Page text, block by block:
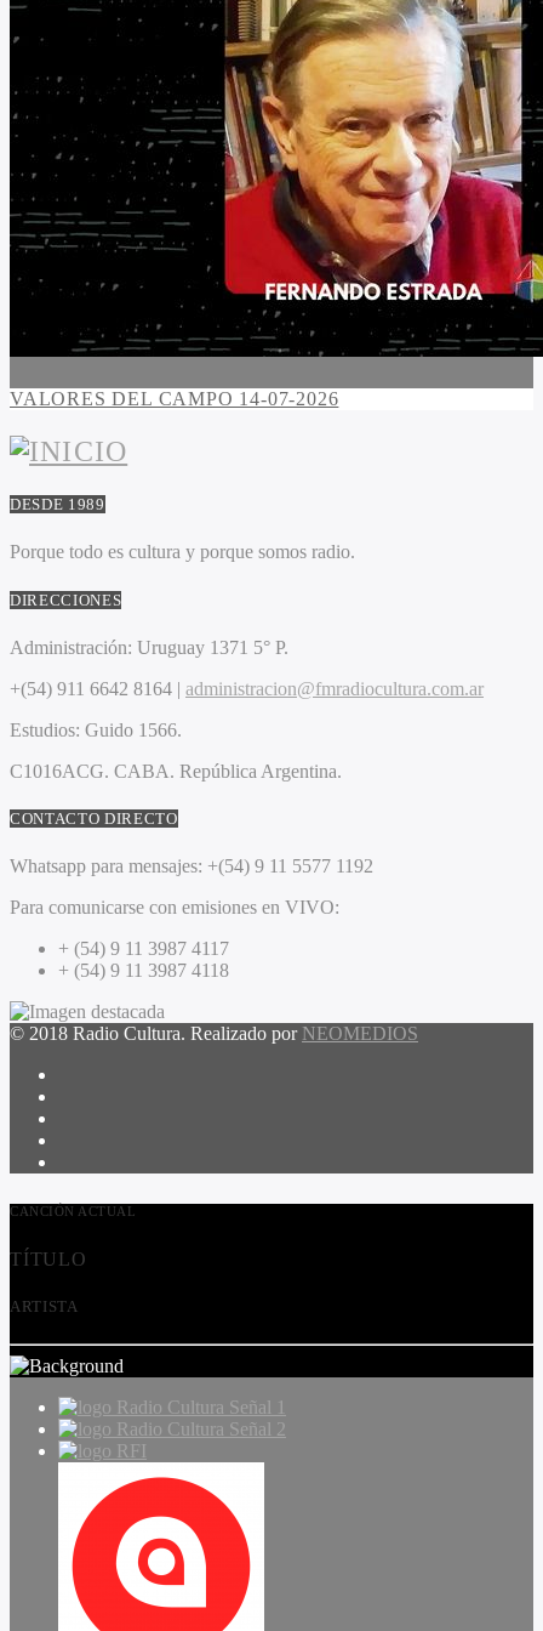
VALORES DEL CAMPO 14-07-2026
DESDE 1989
Porque todo es cultura y porque somos radio.
DIRECCIONES
Administración: Uruguay 1371 5° P.
+(54) 911 6642 8164 | administracion@fmradiocultura.com.ar
Estudios: Guido 1566.
C1016ACG. CABA. República Argentina.
CONTACTO DIRECTO
Whatsapp para mensajes: +(54) 9 11 5577 1192
Para comunicarse con emisiones en VIVO:
+ (54) 9 11 3987 4117
+ (54) 9 11 3987 4118
© 2018 Radio Cultura. Realizado por NEOMEDIOS
CANCIÓN ACTUAL
TÍTULO
ARTISTA
Radio Cultura Señal 1
Radio Cultura Señal 2
RFI